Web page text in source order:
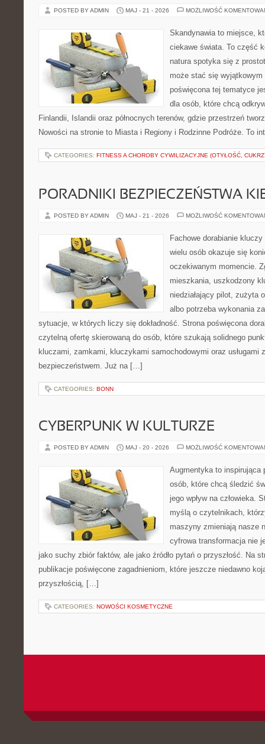
POSTED BY ADMIN MAJ - 21 - 2026 MOŻLIWOŚĆ
Skandynawia to miejsce,
ciekawe świata. To część
natura spotyka się z
może stać się
poświęcona tej tematyce
dla osób, które chcą
Finlandii, Islandii oraz północnych terenów, gdzie przestrzeń
Nowości na stronie to Miasta i Regiony i Rodzinne Podróże. To
CATEGORIES: FITNESS A CHOROBY CYWILIZACYJNE (OTYŁOŚĆ,
PORADNIKI BEZPIECZEŃSTWA
POSTED BY ADMIN MAJ - 21 - 2026 MOŻLIWOŚĆ
Fachowe dorabianie
wielu osób okazuje się
oczekiwanym momencie.
mieszkania, uszkodzony
niedziałający pilot, zużyta
albo potrzeba wykonania
sytuacje, w których liczy się dokładność. Strona poświęcona
czytelną ofertę skierowaną do osób, które szukają solidnego
kluczami, zamkami, kluczykami samochodowymi oraz usługami
bezpieczeństwem. Już na […]
CATEGORIES: BONN
CYBERPUNK W KULTURZE
POSTED BY ADMIN MAJ - 20 - 2026 MOŻLIWOŚĆ
Augmentyka to inspirująca
osób, które chcą śledzić
jego wpływ na człowieka.
myślą o czytelnikach,
maszyny zmieniają nasze
cyfrowa transformacja nie
jako suchy zbiór faktów, ale jako źródło pytań o przyszłość. Na
publikacje poświęcone zagadnieniom, które jeszcze niedawno
przyszłością, […]
CATEGORIES: NOWOŚCI KOSMETYCZNE